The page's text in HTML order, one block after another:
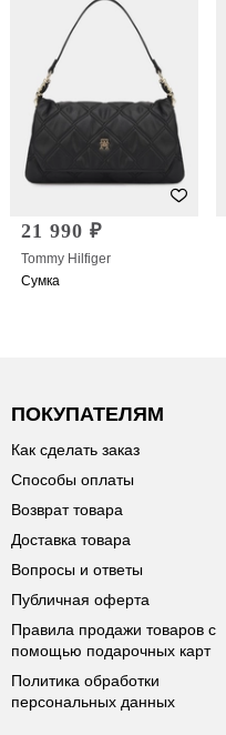
21 990 ₽
Tommy Hilfiger
Сумка
ПОКУПАТЕЛЯМ
Как сделать заказ
Способы оплаты
Возврат товара
Доставка товара
Вопросы и ответы
Публичная оферта
Правила продажи товаров с
помощью подарочных карт
Политика обработки
персональных данных